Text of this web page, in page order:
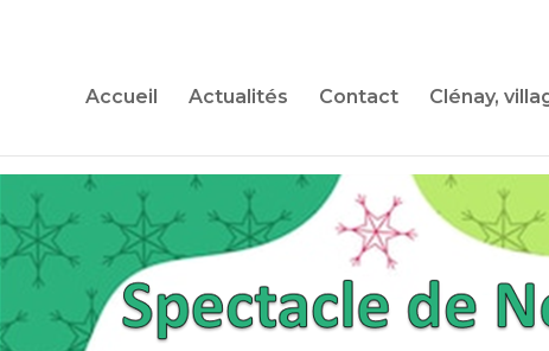
Accueil Actualités Contact Clénay,